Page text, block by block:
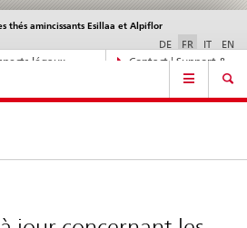
légaux,
Contact | Support &
thés amincissants Esillaa et Alpiflor
DE FR IT EN